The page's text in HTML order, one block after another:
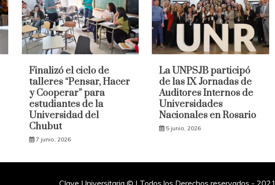
Finalizó el ciclo de
talleres “Pensar, Hacer
y Cooperar” para
estudiantes de la
Universidad del
Chubut
7 junio, 2026
La UNPSJB participó
de las IX Jornadas de
Auditores Internos de
Universidades
Nacionales en Rosario
5 junio, 2026
Clave Universitaria © | Todos los Derechos reservados - 2021